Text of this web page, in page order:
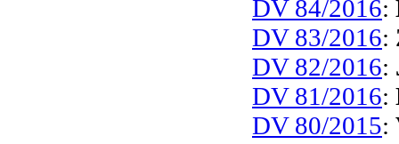
DV 84/2016:
DV 83/2016:
DV 82/2016:
DV 81/2016:
DV 80/2015: